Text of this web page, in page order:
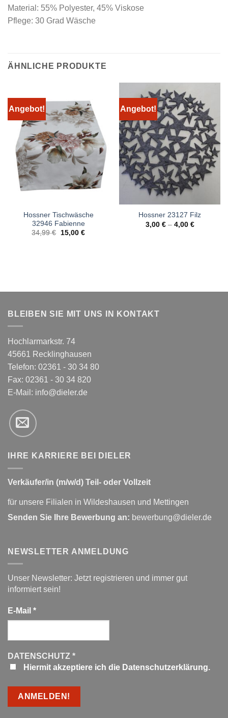
Material: 55% Polyester, 45% Viskose
Pflege: 30 Grad Wäsche
ÄHNLICHE PRODUKTE
Angebot!
Hossner Tischwäsche
32946 Fabienne
34,99€
Ursprünglicher
15,00 €Aktueller
Angebot!
Hossner 23127 Filz
3,00 €– 4,00 €
BLEIBEN SIE MIT UNS IN KONTAKT
Hochlarmarkstr. 74
45661 Recklinghausen
Telefon: 02361 - 30 34 80
Fax: 02361 - 30 34 820
E-Mail: info@dieler.de
IHRE KARRIERE BEI DIELER
Verkäufer/in (m/w/d) Teil- oder Vollzeit
für unsere Filialen in Wildeshausen und Mettingen
Senden Sie Ihre Bewerbung an: bewerbung@dieler.de
NEWSLETTER ANMELDUNG
Unser Newsletter: Jetzt registrieren und immer gut
informiert sein!
E-Mail *
DATENSCHUTZ *
Hiermit akzeptiere ich die Datenschutzerklärung.